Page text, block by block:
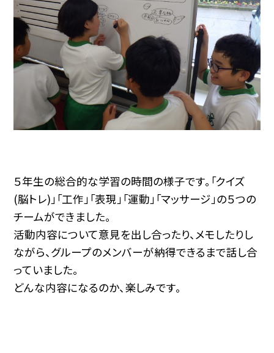
５年生の総合的な学習の時間の様子です。「クイズ
(脳トレ)」「工作」「表現」「運動」「マッサージ」の５つの
チームができました。
活動内容について意見を出し合ったり、メモしたりし
ながら、グループのメンバーが納得できるまで話し合
っていました。
どんな内容になるのか、楽しみです。